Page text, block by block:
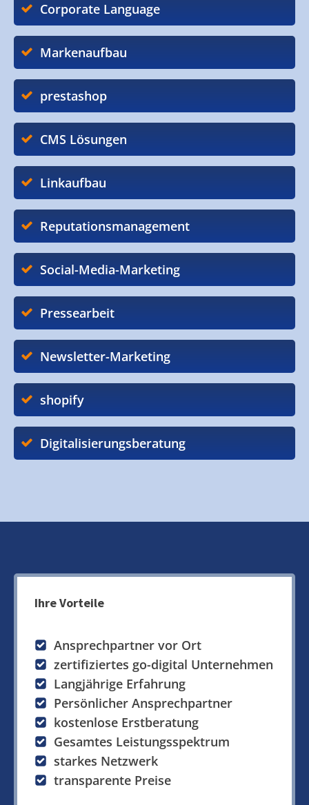
Corporate Language
Markenaufbau
prestashop
CMS Lösungen
Linkaufbau
Reputationsmanagement
Social-Media-Marketing
Pressearbeit
Newsletter-Marketing
shopify
Digitalisierungsberatung
Ihre Vorteile
Ansprechpartner vor Ort
zertifiziertes go-digital Unternehmen
Langjährige Erfahrung
Persönlicher Ansprechpartner
kostenlose Erstberatung
Gesamtes Leistungsspektrum
starkes Netzwerk
transparente Preise